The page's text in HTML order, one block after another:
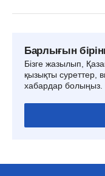
Барлығын
Бізге жазылып,
қызықты суреттер,
хабардар болыңыз.